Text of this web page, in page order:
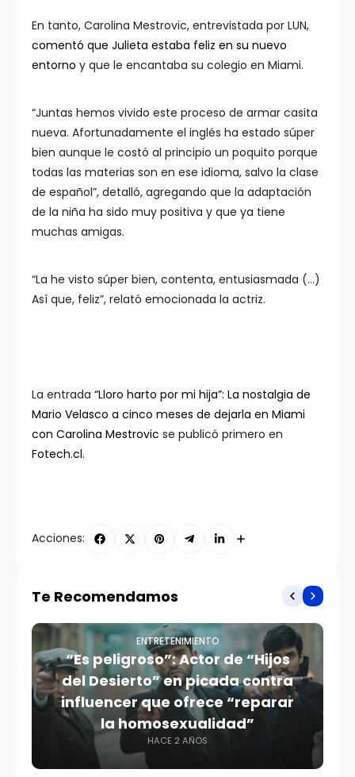
En tanto, Carolina Mestrovic, entrevistada por LUN,
comentó que Julieta estaba feliz en su nuevo
entorno y que le encantaba su colegio en Miami.
“Juntas hemos vivido este proceso de armar casita
nueva. Afortunadamente el inglés ha estado súper
bien aunque le costó al principio un poquito porque
todas las materias son en ese idioma, salvo la clase
de español”, detalló, agregando que la adaptación
de la niña ha sido muy positiva y que ya tiene
muchas amigas.
“La he visto súper bien, contenta, entusiasmada (…)
Así que, feliz”, relató emocionada la actriz.
La entrada “Lloro harto por mi hija”: La nostalgia de
Mario Velasco a cinco meses de dejarla en Miami
con Carolina Mestrovic se publicó primero en
Fotech.cl.
Acciones:
Te Recomendamos
ENTRETENIMIENTO
“Es peligroso”: Actor de “Hijos
del Desierto” en picada contra
influencer que ofrece “reparar
la homosexualidad”
HACE 2 AÑOS